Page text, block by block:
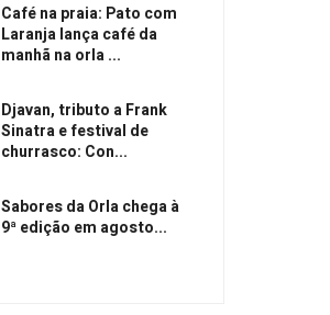
Café na praia: Pato com
Laranja lança café da
manhã na orla ...
Djavan, tributo a Frank
Sinatra e festival de
churrasco: Con...
Sabores da Orla chega à
9ª edição em agosto...